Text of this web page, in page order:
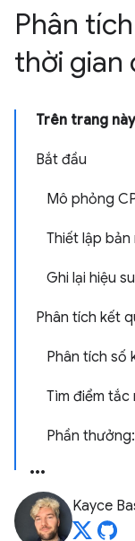
Phân
thời gian
Trên trang này
Bắt đầu
Mô phỏng
Thiết lập bản
Ghi lại hiệu
Phân tích kết
Phân tích số
Tìm điểm tắc
Phần
Kayce